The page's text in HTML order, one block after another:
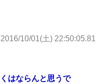
2016/10/01(土) 22:50:05.81
はならんと思うで